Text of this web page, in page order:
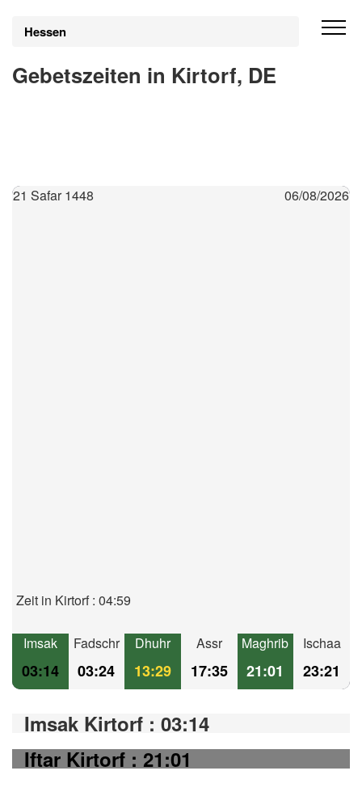
Hessen
Gebetszeiten in Kirtorf, DE
21 Safar 1448 06/08/2026
Zeit in Kirtorf : 04:59
Imsak
03:14
Fadschr
03:24
Dhuhr
13:29
Assr
17:35
Maghrib
21:01
Ischaa
23:21
Imsak Kirtorf : 03:14
Iftar Kirtorf : 21:01